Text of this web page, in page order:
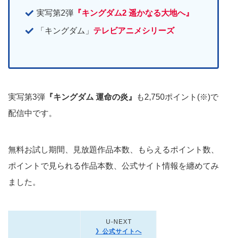
実写第2弾 『キングダム2 遥かなる大地へ』
「キングダム」 テレビアニメシリーズ
実写第3弾 『キングダム 運命の炎』
も2,750ポイント(※)で
配信中です。
無料お試し期間、見放題作品本数、もらえるポイント数、
ポイントで見られる作品本数、公式サイト情報を纏めてみ
ました。
U-NEXT
》公式サイトへ